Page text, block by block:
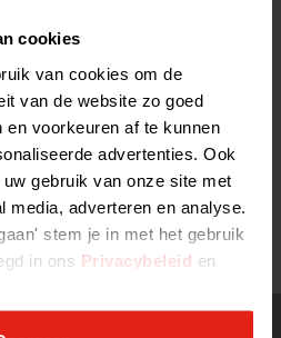
cookies
van cookies om de
van de website zo goed
en voorkeuren af te kunnen
advertenties. Ook
gebruik van onze site met
adverteren en analyse.
stem je in met het gebruik
in ons Privacybeleid en
beste van twee werelden: een
waarmee indien nodig
tegelijkertijd alle gewenste
Term Sheet, Subscription